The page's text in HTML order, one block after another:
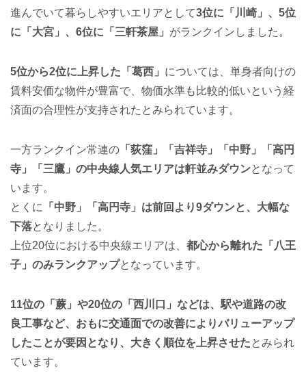
進んでいて暮らしやすいエリアとして3位に「川崎」、5位
に「大宮」、6位に「三軒茶屋」 がランクインしました。
5位から2位に上昇した「葛西」 については、単身者向けの
賃料安価な物件が豊富で、物価水準も比較的低いという経
済面の合理性が支持されたとみられています。
一方ランクイン常連の 「荻窪」「吉祥寺」「中野」「高円
寺」「三鷹」の中央線人気エリアは軒並みダウンとなって
います。
とくに
「中野」「高円寺」は前回より9ダウンと、大幅な
下落となりました。
上位20位における中央線エリアは、 都心から離れた「八王
子」のみランクアップとなっています。
11位の「蕨」や20位の「西川口」などは、駅や道路の改
良工事など、おもに交通面での改善によりバリューアップ
したことが要因となり、大きく順位を上昇させたとみられ
ています。